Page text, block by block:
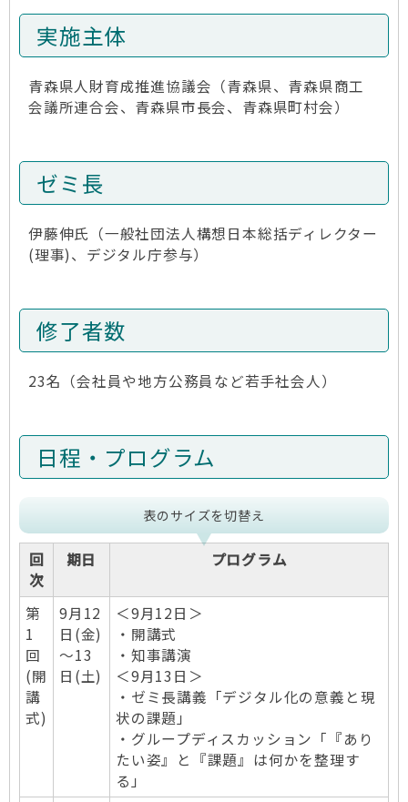
実施主体
青森県人財育成推進協議会（青森県、青森県商工
会議所連合会、青森県市長会、青森県町村会）
ゼミ長
伊藤伸氏（一般社団法人構想日本総括ディレクター
(理事)、デジタル庁参与）
修了者数
23名（会社員や地方公務員など若手社会人）
日程・プログラム
表のサイズを切替え
回
次
期日 プログラム
第
1
回
(開
講
式)
9月12
日(金)
～13
日(土)
＜9月12日＞
・開講式
・知事講演
＜9月13日＞
・ゼミ長講義「デジタル化の意義と現
状の課題」
・グループディスカッション「『あり
たい姿』と『課題』は何かを整理す
る」